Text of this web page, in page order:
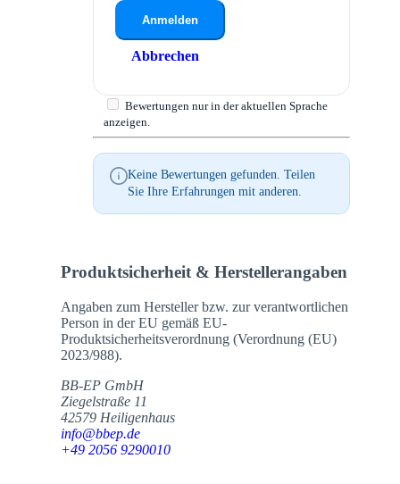
Anmelden
Abbrechen
Bewertungen nur in der aktuellen Sprache
anzeigen.
Keine Bewertungen gefunden. Teilen
Sie Ihre Erfahrungen mit anderen.
Produktsicherheit & Herstellerangaben
Angaben zum Hersteller bzw. zur verantwortlichen
Person in der EU gemäß EU-
Produktsicherheitsverordnung (Verordnung (EU)
2023/988).
BB-EP GmbH
Ziegelstraße 11
42579 Heiligenhaus
info@bbep.de
+49 2056 9290010